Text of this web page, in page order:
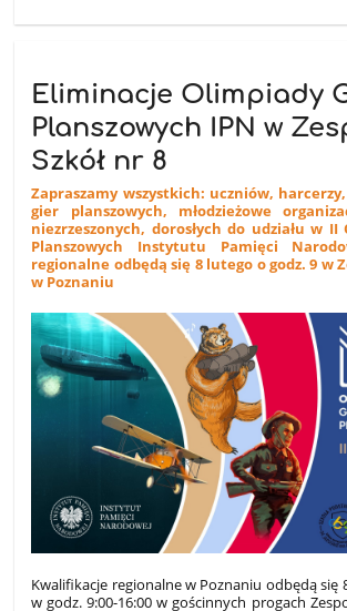
Eliminacje Olimpiady
Planszowych IPN w
Szkół nr 8
Zapraszamy wszystkich: uczniów,
gier planszowych, młodzieżowe
niezrzeszonych, dorosłych do udziału w
Planszowych Instytutu Pamięci
regionalne odbędą się 8 lutego o godz. 9 w
w Poznaniu
Kwalifikacje regionalne w Poznaniu odbędą się
w godz. 9:00-16:00 w gościnnych progach